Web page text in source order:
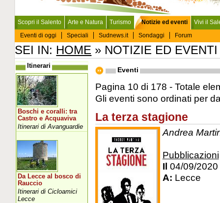
Scopri il Salento Arte e Natura Turismo
Notizie ed eventi
Eventi di oggi
Speciali Sudnews.it Sondaggi Forum
Vivi il
SEI IN: HOME » NOTIZIE ED EVENTI
Eventi
Pagina 10 di 178 - Totale
Gli eventi sono ordinati per
La terza stagione
Andrea
Pubblicazioni
Il 04/09/2020
A: Lecce
Itinerari
Boschi e coralli: tra
Castro e Acquaviva
Itinerari di Avanguardie
Da Lecce al bosco di
Rauccio
Itinerari di Cicloamici
Lecce